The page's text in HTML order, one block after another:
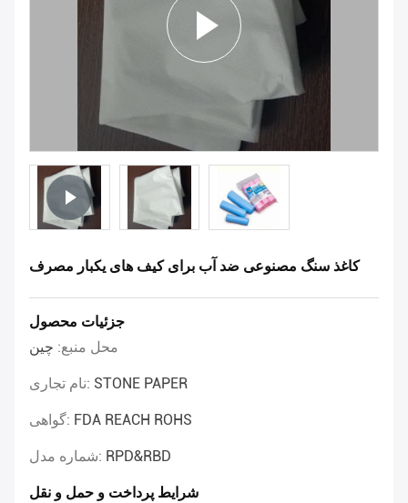
کاغذ سنگ مصنوعی ضد آب برای کیف های یکبار مصرف
جزئیات محصول
محل منبع: چین
نام تجاری: STONE PAPER
گواهی: FDA REACH ROHS
شماره مدل: RPD&RBD
شرایط پرداخت و حمل و نقل